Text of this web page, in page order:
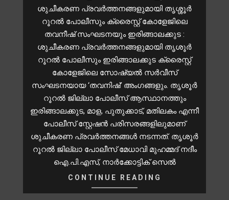
ശുചീകരണ പ്രവർത്തനങ്ങളുമായി തൃശ്ശൂർ
റൂറൽ പോലീസും ക്രൈസ്റ്റ് കോളേജിലെ
തവനീഷ് സംഘടനയും ഇരിങ്ങാലക്കുട :
ശുചീകരണ പ്രവർത്തനങ്ങളുമായി തൃശൂർ
റൂറൽ പോലീസും ഇരിങ്ങാലക്കുട ക്രൈസ്റ്റ്
കോളേജിലെ സോഷ്യൽ സർവീസ്
സംഘടനയായ ‘തവനിഷ്’ അംഗങ്ങളും. തൃശൂർ
റൂറൽ ജില്ലാ പോലീസ് ആസ്ഥാനത്തും
ഇരിങ്ങാലക്കുട, മാള, പുതുക്കാട്, മതിലകം എന്നീ
പോലീസ് സ്റ്റേഷൻ പരിസരങ്ങളിലുമാണ്
ശുചീകരണ പ്രവർത്തനങ്ങൾ നടന്നത്. തൃശൂർ
റൂറൽ ജില്ലാ പോലീസ് മേധാവി മുഹമ്മദ് നദീം
ഐ.പി.എസ്, നാർക്കോട്ടിക് സെൽ
CONTINUE READING